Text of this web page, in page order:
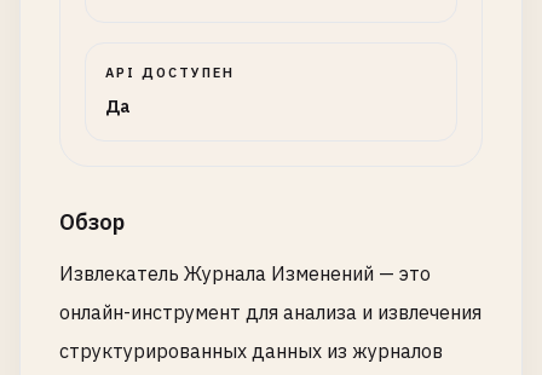
API ДОСТУПЕН
Да
Обзор
Извлекатель Журнала Изменений — это
онлайн-инструмент для анализа и извлечения
структурированных данных из журналов